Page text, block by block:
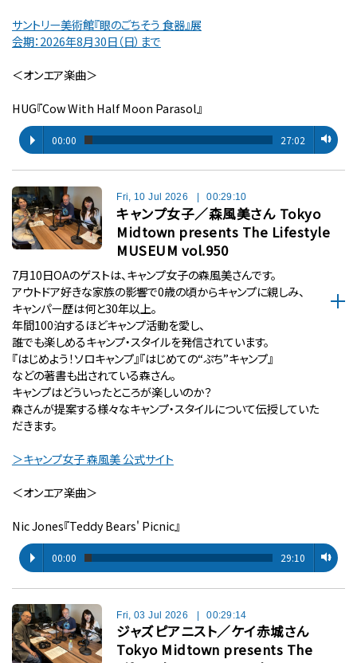
サントリー美術館『眼のごちそう 食器』展
会期：2026年8月30日（日）まで
＜オンエア楽曲＞
HUG『Cow With Half Moon Parasol』
00:00 27:02
Fri, 10 Jul 2026 00:29:10
キャンプ女子／森風美さん Tokyo
Midtown presents The Lifestyle
MUSEUM vol.950
7月10日OAのゲストは、キャンプ女子の森風美さんです。
アウトドア好きな家族の影響で0歳の頃からキャンプに親しみ、
キャンパー歴は何と30年以上。
年間100泊するほどキャンプ活動を愛し、
誰でも楽しめるキャンプ・スタイルを発信されています。
『はじめよう！ソロキャンプ』『はじめての“ぷち”キャンプ』
などの著書も出されている森さん。
キャンプはどういったところが楽しいのか？
森さんが提案する様々なキャンプ・スタイルについて伝授していた
だきます。
＞キャンプ女子 森風美 公式サイト
＜オンエア楽曲＞
Nic Jones『Teddy Bears' Picnic』
00:00 29:10
Fri, 03 Jul 2026 | 00:29:14
ジャズピアニスト／ケイ赤城さん
Tokyo Midtown presents The